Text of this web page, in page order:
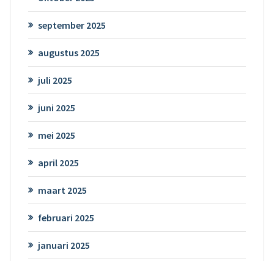
september 2025
augustus 2025
juli 2025
juni 2025
mei 2025
april 2025
maart 2025
februari 2025
januari 2025